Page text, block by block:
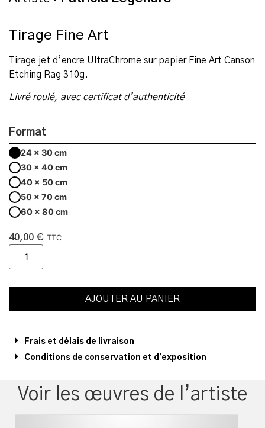
Tirage Fine Art
Tirage jet d’encre UltraChrome sur papier Fine Art Canson
Etching Rag 310g.
Livré roulé, avec certificat d’authenticité
Format
24 x 30 cm
30 x 40 cm
40 x 50 cm
50 x 70 cm
60 x 80 cm
40,00 € TTC
AJOUTER AU PANIER
Frais et délais de livraison
Conditions de conservation et d’exposition
Voir les œuvres de l’artiste